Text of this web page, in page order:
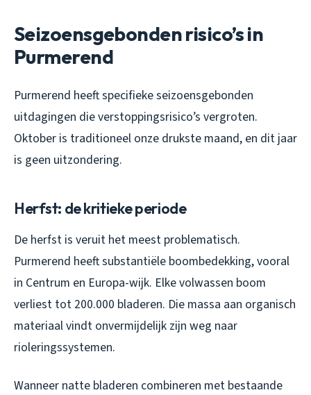
Seizoensgebonden risico’s in
Purmerend
Purmerend heeft specifieke seizoensgebonden
uitdagingen die verstoppingsrisico’s vergroten.
Oktober is traditioneel onze drukste maand, en dit jaar
is geen uitzondering.
Herfst: de kritieke periode
De herfst is veruit het meest problematisch.
Purmerend heeft substantiële boombedekking, vooral
in Centrum en Europa-wijk. Elke volwassen boom
verliest tot 200.000 bladeren. Die massa aan organisch
materiaal vindt onvermijdelijk zijn weg naar
rioleringssystemen.
Wanneer natte bladeren combineren met bestaande